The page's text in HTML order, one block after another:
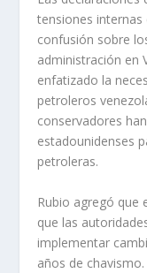
tensiones internas
confusión sobre
administración en
enfatizado la
petroleros
conservadores
estadounidenses
petroleras.
Rubio agregó que
que las
implementar
años de